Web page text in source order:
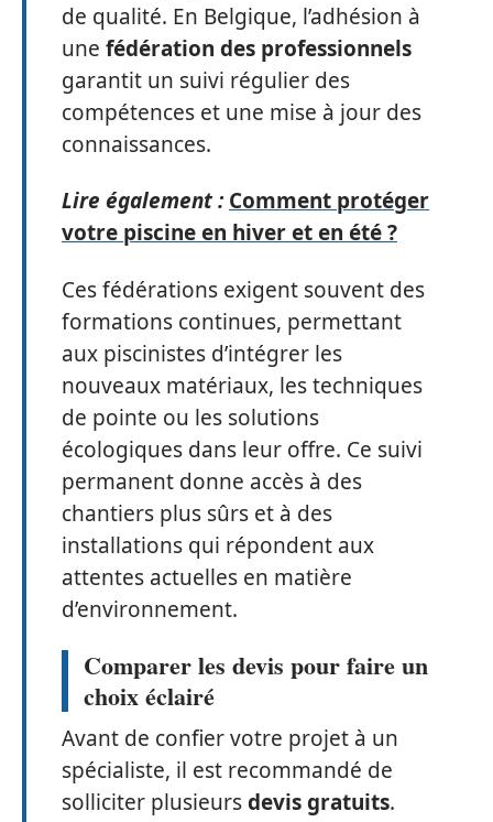
de qualité. En Belgique, l’adhésion à
une fédération des professionnels
garantit un suivi régulier des
compétences et une mise à jour des
connaissances.
Lire également : Comment protéger
votre piscine en hiver et en été ?
Ces fédérations exigent souvent des
formations continues, permettant
aux piscinistes d’intégrer les
nouveaux matériaux, les techniques
de pointe ou les solutions
écologiques dans leur offre. Ce suivi
permanent donne accès à des
chantiers plus sûrs et à des
installations qui répondent aux
attentes actuelles en matière
d’environnement.
Comparer les devis pour faire un
choix éclairé
Avant de confier votre projet à un
spécialiste, il est recommandé de
solliciter plusieursdevis gratuits.